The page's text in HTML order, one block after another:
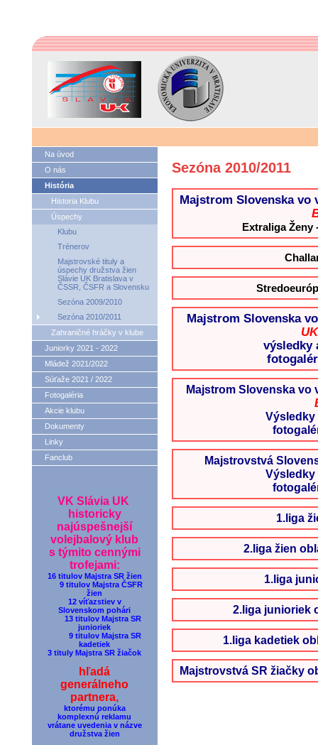
Na úvod
O nás
História
Historia Klubu
Úspechy
Klubu
Trénerov
Majstrovské tituly a
úspechy družstva žien
Slávie UK Bratislava v
ČSSR, ČSFR a Slovensku
Sezóna 2009/2010
Sezóna 2010/2011
Zahraničné hráčky v klube
Juniorky 2021 - 2022
Mládež 2021/2022
Súťaže 2021 / 2022
Fotogaléria
Akcie klubu
Dokumenty
Linky
Fanclub
VK Slávia UK
historicky
najúspešnejší
volejbalový klub
s týmito cennými
trofejami:
16 titulov Majstra SR žien
9 titulov Majstra ČSFR
žien
12 víťazstiev v
Slovenskom pohári
13 titulov Majstra SR
junioriek
9 titulov Majstra SR
kadetiek
3 tituly Majstra SR žiačok
hľadá
generálneho
partnera,
ktorému ponúka
komplexnú reklamu
vrátane uvedenia v názve
družstva žien
Sezóna 2010/2011
Majstrom Slovenska vo
Extraliga Ženy
Majstrom Slovenska
UK
výsledky
Majstrom Slovenska vo
Výsledky
Majstrovstvá
1.liga
2.liga žien
1.liga
2.liga junioriek
1.liga kadetiek
Majstrovstvá SR žiačky